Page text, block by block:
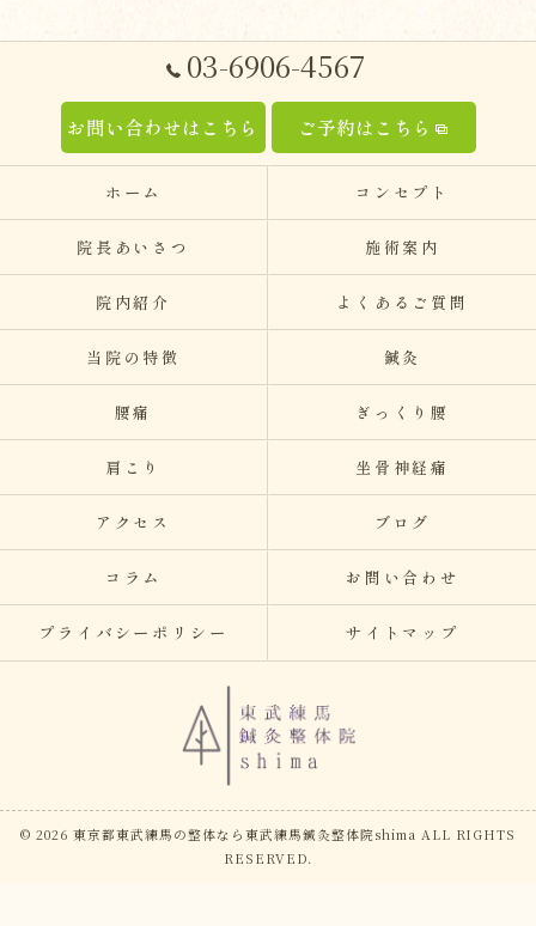
03-6906-4567
お問い合わせはこちら ご予約はこちら
ホーム コンセプト
院長あいさつ 施術案内
院内紹介 よくあるご質問
当院の特徴 鍼灸
腰痛 ぎっくり腰
肩こり 坐骨神経痛
アクセス ブログ
コラム お問い合わせ
プライバシーポリシー サイトマップ
© 2026 東京都東武練馬の整体なら東武練馬鍼灸整体院shima ALL RIGHTS
RESERVED.